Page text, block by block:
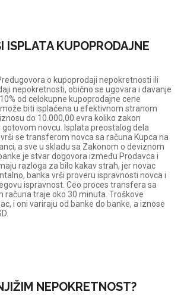
ISPLATA KUPOPRODAJNE
o kupoprodaji nepokretnosti ili
nepokretnosti, obično se ugovara i davanje
od celokupne kupoprodajne cene
biti isplaćena u efektivnom stranom
do 10.000,00 evra koliko zakon
novcu. Isplata preostalog dela
se transferom novca sa računa Kupca na
a sve u skladu sa Zakonom o deviznom
je stvar dogovora između Prodavca i
razloga za bilo kakav strah, jer novac
banka vrši proveru ispravnosti novca i
ispravnost. Ceo proces transfera sa
računa traje oko 30 minuta. Troškove
i oni variraju od banke do banke, a iznose
NEPOKRETNOST?